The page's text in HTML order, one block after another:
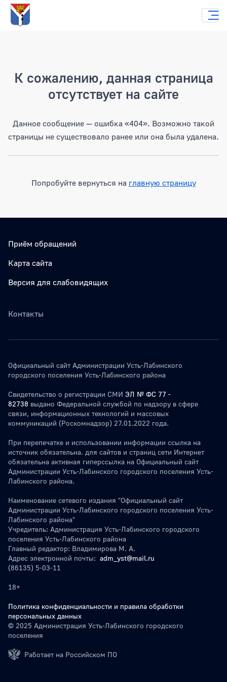
К сожалению, данная страница
отсутствует на сайте
Данное сообщение — ошибка «404». Возможно такой
страницы не существовало ранее или она была удалена.
Попробуйте вернуться на главную страницу
Приём обращений
Карта сайта
Версия для слабовидящих
Контакты
Официальный сайт Администрации Усть-Лабинского
городского поселения Усть-Лабинского района
Свидетельство о регистрации СМИ ЭЛ № ФС 77 -
82738 выдано Федеральной службой по надзору в сфере
связи, информационных технологий и массовых
коммуникаций (Роскомнадзор) 27.01.2022 года.
При перепечатке и использовании информации ссылка на
источник обязательна. для сайтов и страниц сети Интернет
обязательна активная гиперссылка на Официальный сайт
Администрации Усть-Лабинского городского поселения Усть-
Лабинского района.
Наименование сетевого издания "Официальный сайт
Администрации Усть-Лабинского городского поселения Усть-
Лабинского района"
Учредитель: Администрация Усть-Лабинского городского
поселения Усть-Лабинского района
Главный редактор: Владимирова М. А.
Адрес электронной почты: adm_yst@mail.ru
(86135) 5-03-11
18+
Политика конфиденциальности и правила обработки
персональных данных
© 2025 Администрация Усть-Лабинского городского
поселения
Работает на Российском ПО